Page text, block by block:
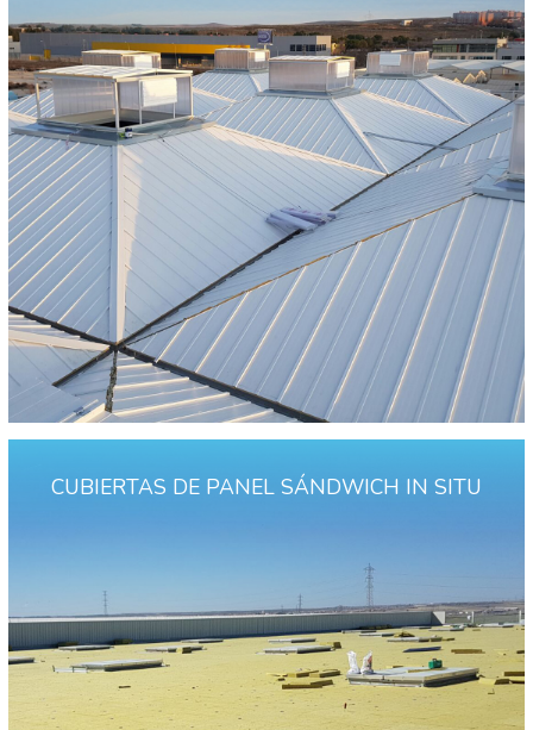
CUBIERTAS DE PANEL SÁNDWICH IN SITU